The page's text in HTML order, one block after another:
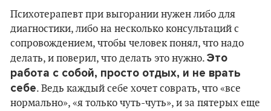
Психотерапевт при выгорании нужен либо для
диагностики, либо на несколько консультаций с
сопровождением, чтобы человек понял, что надо
делать, и поверил, что делать это нужно. Это
работа с собой, просто отдых, и не врать
себе. Ведь каждый себе хочет соврать, что «все
нормально», «я только чуть-чуть», и за пятерых еще